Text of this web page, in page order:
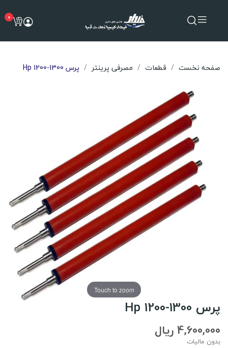
0
صفحه نخست قطعات مصرفی پرینتر پرس Hp 1200-1300
Touch to zoom
پرس Hp 1200-1300
4,600,000 ریال
بدون مالیات